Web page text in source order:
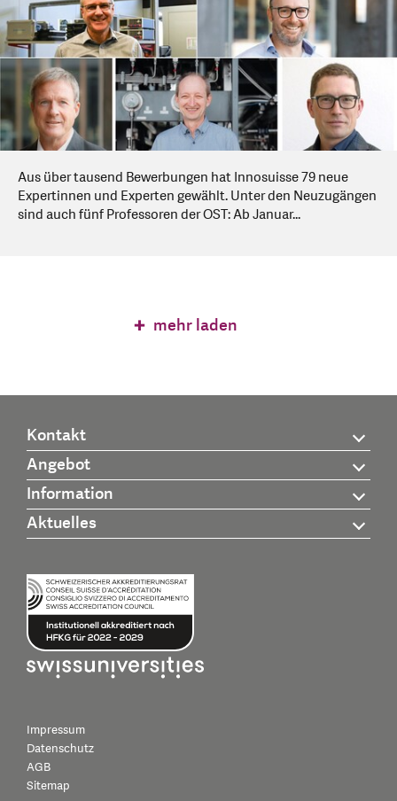
Aus über tausend Bewerbungen hat Innosuisse 79 neue
Expertinnen und Experten gewählt. Unter den Neuzugängen
sind auch fünf Professoren der OST: Ab Januar...
mehr laden
Kontakt
Angebot
Information
Aktuelles
Impressum
Datenschutz
AGB
Sitemap